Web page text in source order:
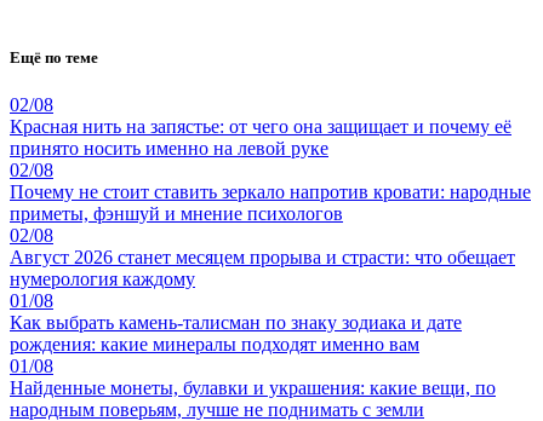
Ещё по теме
02/08
Красная нить на запястье: от чего она защищает и почему её
принято носить именно на левой руке
02/08
Почему не стоит ставить зеркало напротив кровати: народные
приметы, фэншуй и мнение психологов
02/08
Август 2026 станет месяцем прорыва и страсти: что обещает
нумерология каждому
01/08
Как выбрать камень-талисман по знаку зодиака и дате
рождения: какие минералы подходят именно вам
01/08
Найденные монеты, булавки и украшения: какие вещи, по
народным поверьям, лучше не поднимать с земли